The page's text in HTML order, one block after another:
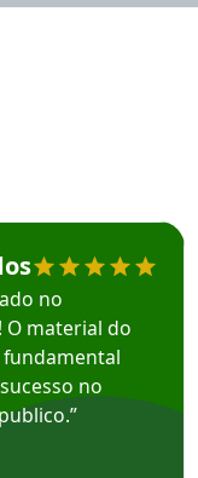
recomenda o Aprova
no
O material do
no